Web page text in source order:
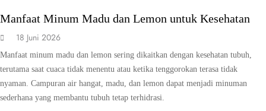
Manfaat Minum Madu dan Lemon untuk Kesehatan
18 Juni 2026
Manfaat minum madu dan lemon sering dikaitkan dengan kesehatan tubuh,
terutama saat cuaca tidak menentu atau ketika tenggorokan terasa tidak
nyaman. Campuran air hangat, madu, dan lemon dapat menjadi minuman
sederhana yang membantu tubuh tetap terhidrasi.